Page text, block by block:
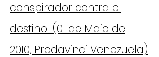
conspirador contra el
destino" (01 de Maio de
2010, Prodavinci Venezuela)